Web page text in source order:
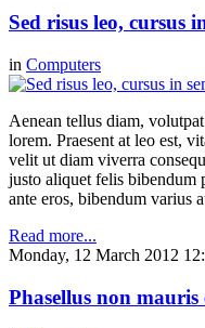
Sed risus leo, cursus
in Computers
Aenean tellus diam,
lorem. Praesent at leo est,
velit ut diam viverra
justo aliquet felis bibendum
ante eros, bibendum varius
Read more...
Monday, 12 March 2012
Phasellus non